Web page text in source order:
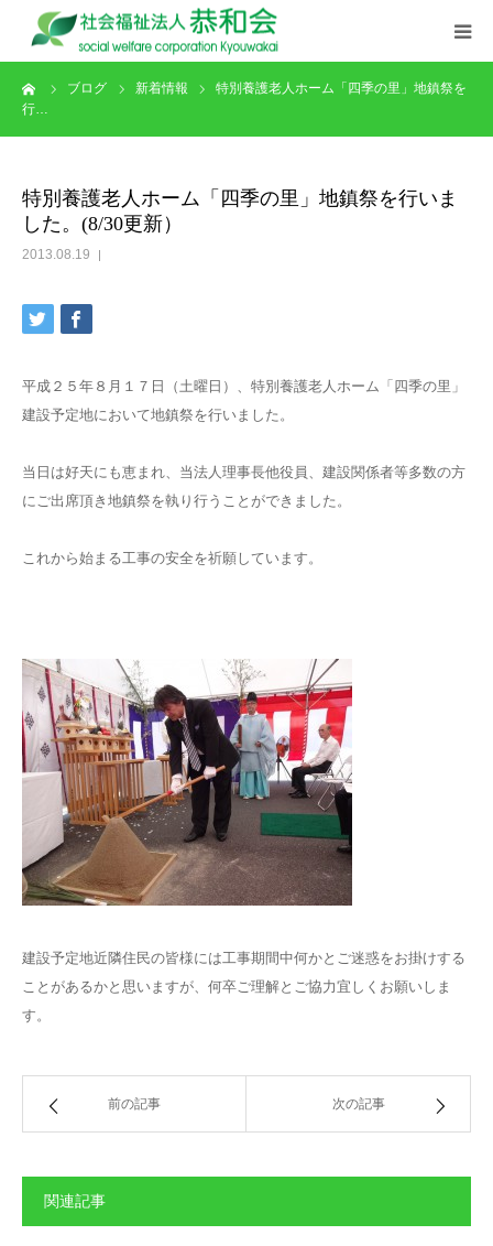
ブログ 新着情報
特別養護老人ホーム「四季の里」地鎮祭を
行…
特別養護老人ホーム「四季の里」地鎮祭を行いま
した。(8/30更新）
2013.08.19
平成２５年８月１７日（土曜日）、特別養護老人ホーム「四季の里」
建設予定地において地鎮祭を行いました。
当日は好天にも恵まれ、当法人理事長他役員、建設関係者等多数の方
にご出席頂き地鎮祭を執り行うことができました。
これから始まる工事の安全を祈願しています。
建設予定地近隣住民の皆様には工事期間中何かとご迷惑をお掛けする
ことがあるかと思いますが、何卒ご理解とご協力宜しくお願いしま
す。
前の記事 次の記事
関連記事
ごあいさつ
施設概要
職員活動
採用情報